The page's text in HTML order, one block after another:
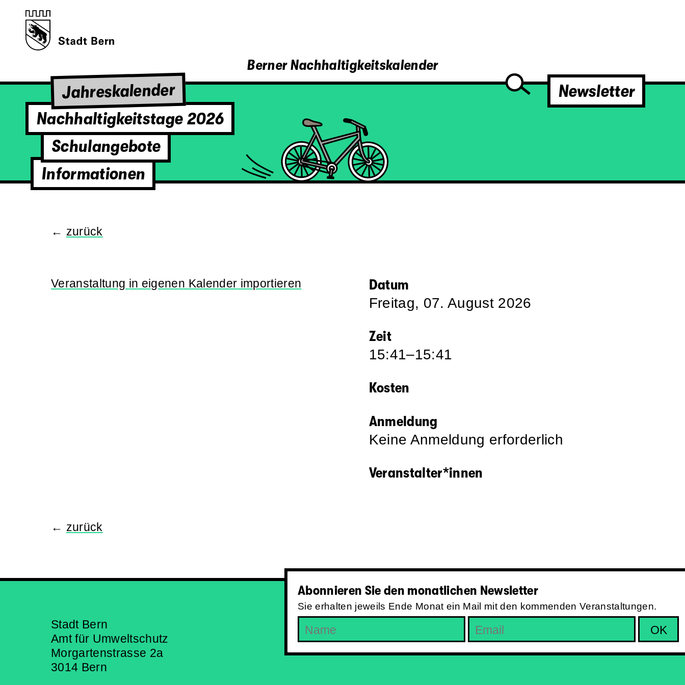
Berner Nachhaltigkeitskalender
Jahreskalender
Nachhaltigkeitstage 2026
Schulangebote
Informationen
Newsletter
← zurück
Veranstaltung in eigenen Kalender importieren Datum
Freitag, 07. August 2026
Zeit
15:41–15:41
Kosten
Anmeldung
Keine Anmeldung erforderlich
Veranstalter*innen
← zurück
Stadt Bern
Amt für Umweltschutz
Morgartenstrasse 2a
3014 Bern
Abonnieren Sie den monatlichen Newsletter
Sie erhalten jeweils Ende Monat ein Mail mit den kommenden Veranstaltungen.